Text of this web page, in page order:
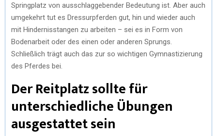
Springplatz von ausschlaggebender Bedeutung ist. Aber auch
umgekehrt tut es Dressurpferden gut, hin und wieder auch
mit Hindernisstangen zu arbeiten – sei es in Form von
Bodenarbeit oder des einen oder anderen Sprungs.
Schließlich trägt auch das zur so wichtigen Gymnastizierung
des Pferdes bei.
Der Reitplatz sollte für
unterschiedliche Übungen
ausgestattet sein